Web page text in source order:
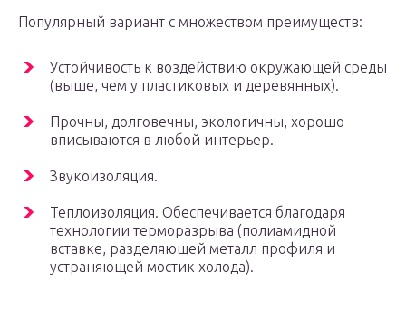
Популярный вариант с множеством преимуществ:
Устойчивость к воздействию окружающей среды
(выше, чем у пластиковых и деревянных).
Прочны, долговечны, экологичны, хорошо
вписываются в любой интерьер.
Звукоизоляция.
Теплоизоляция. Обеспечивается благодаря
технологии терморазрыва (полиамидной
вставке, разделяющей металл профиля и
устраняющей мостик холода).